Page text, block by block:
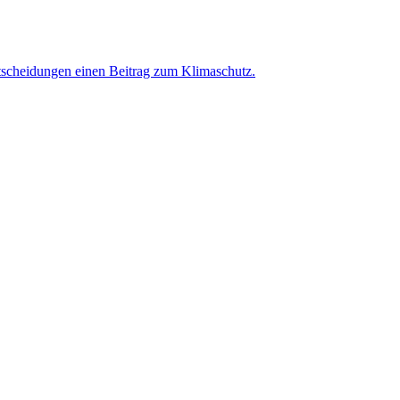
einen Beitrag zum Klimaschutz.